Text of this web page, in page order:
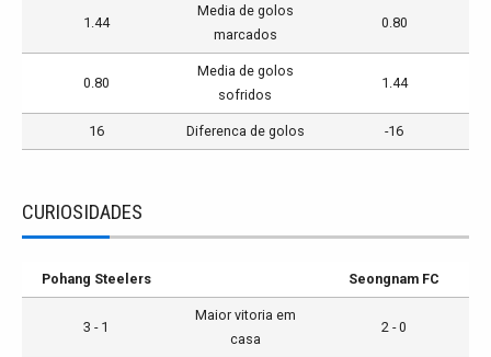
1.44
Media de golos
marcados
0.80
0.80
Media de golos
sofridos
1.44
16 Diferenca de golos -16
CURIOSIDADES
Pohang Steelers Seongnam FC
3 - 1
Maior vitoria em
casa
2 - 0